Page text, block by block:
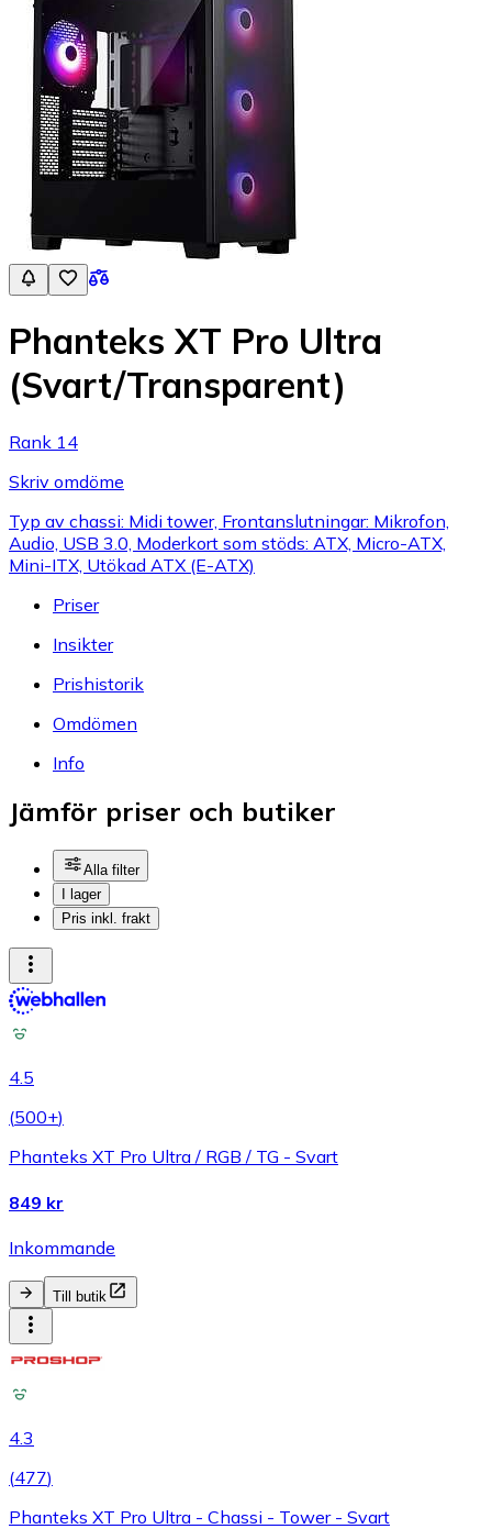
Phanteks XT Pro Ultra
(Svart/Transparent)
Rank 14
Skriv omdöme
Typ av chassi: Midi tower, Frontanslutningar: Mikrofon,
Audio, USB 3.0, Moderkort som stöds: ATX, Micro-ATX,
Mini-ITX, Utökad ATX (E-ATX)
Priser
Insikter
Prishistorik
Omdömen
Info
Jämför priser och butiker
Alla filter
I lager
Pris inkl. frakt
4.5
(500+)
Phanteks XT Pro Ultra / RGB / TG - Svart
849 kr
Inkommande
Till butik
4.3
(477)
Phanteks XT Pro Ultra - Chassi - Tower - Svart